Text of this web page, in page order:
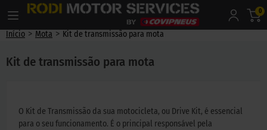
0
Início > Mota > Kit de transmissão para mota
Kit de transmissão para mota
O Kit de Transmissão da sua motocicleta, ou Drive Kit, é essencial
para o seu funcionamento. É o principal responsável pela